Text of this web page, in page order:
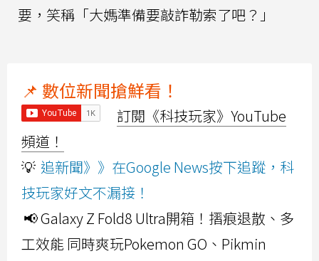
要，笑稱「大媽準備要敲詐勒索了吧？」
📌 數位新聞搶鮮看！
訂閱《科技玩家》YouTube
頻道！
💡 追新聞》》在Google News按下追蹤，科
技玩家好文不漏接！
📢 Galaxy Z Fold8 Ultra開箱！摺痕退散、多
工效能 同時爽玩Pokemon GO、Pikmin